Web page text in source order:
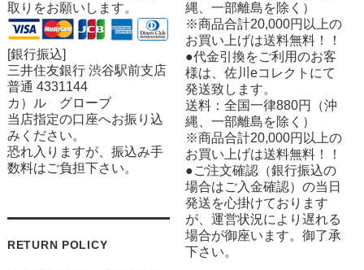
取りをお願いします。
[銀行振込]
三井住友銀行 渋谷駅前支店
普通 4331144
カ）ル グローブ
当店指定の口座へお振り込
みください。
恐れ入りますが、振込み手
数料はご負担下さい。
RETURN POLICY
縄、一部離島を除く）
※商品合計20,000円以上の
お買い上げは送料無料！！
●代金引換をご利用のお客
様は、佐川eコレクトにて
発送致します。
送料：全国一律880円（沖
縄、一部離島を除く）
※商品合計20,000円以上の
お買い上げは送料無料！！
●ご注文確認（銀行振込の
場合はご入金確認）の当日
発送を心掛けております
が、運営状況により遅れる
場合が御座います。御了承
下さい。